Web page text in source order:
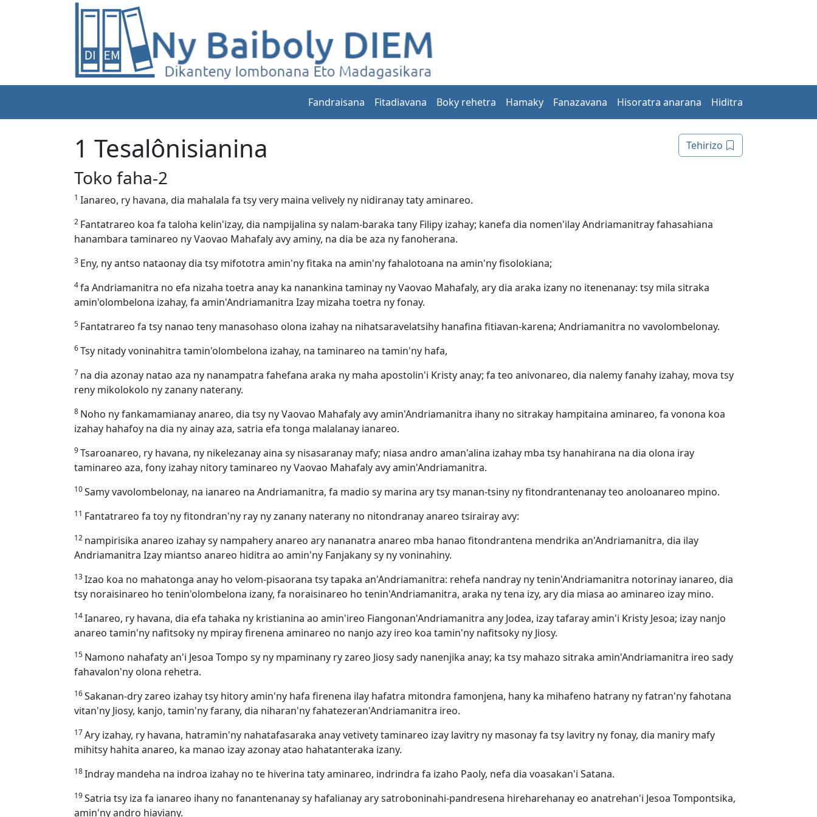
Fandraisana Fitadiavana Boky rehetra Hamaky Fanazavana Hisoratra anarana Hiditra
Tehirizo
1 Tesalônisianina
Toko faha-2
1 Ianareo, ry havana, dia mahalala fa tsy very maina velively ny nidiranay taty aminareo.
2 Fantatrareo koa fa taloha kelin'izay, dia nampijalina sy nalam-baraka tany Filipy izahay; kanefa dia nomen'ilay Andriamanitray fahasahiana
hanambara taminareo ny Vaovao Mahafaly avy aminy, na dia be aza ny fanoherana.
3 Eny, ny antso nataonay dia tsy mifototra amin'ny fitaka na amin'ny fahalotoana na amin'ny fisolokiana;
4fa Andriamanitra no efa nizaha toetra anay ka nanankina taminay ny Vaovao Mahafaly, ary dia araka izany no itenenanay: tsy mila sitraka
amin'olombelona izahay, fa amin'Andriamanitra Izay mizaha toetra ny fonay.
5 Fantatrareo fa tsy nanao teny manasohaso olona izahay na nihatsaravelatsihy hanafina fitiavan-karena; Andriamanitra no vavolombelonay.
6Tsy nitady voninahitra tamin'olombelona izahay, na taminareo na tamin'ny hafa,
7 na dia azonay natao aza ny nanampatra fahefana araka ny maha apostolin'i Kristy anay; fa teo anivonareo, dia nalemy fanahy izahay, mova tsy
reny mikolokolo ny zanany naterany.
8 Noho ny fankamamianay anareo, dia tsy ny Vaovao Mahafaly avy amin'Andriamanitra ihany no sitrakay hampitaina aminareo, fa vonona koa
izahay hahafoy na dia ny ainay aza, satria efa tonga malalanay ianareo.
9Tsaroanareo, ry havana, ny nikelezanay aina sy nisasaranay mafy; niasa andro aman'alina izahay mba tsy hanahirana na dia olona iray
taminareo aza, fony izahay nitory taminareo ny Vaovao Mahafaly avy amin'Andriamanitra.
10Samy vavolombelonay, na ianareo na Andriamanitra, fa madio sy marina ary tsy manan-tsiny ny fitondrantenanay teo anoloanareo mpino.
11 Fantatrareo fa toy ny fitondran'ny ray ny zanany naterany no nitondranay anareo tsirairay avy:
12 nampirisika anareo izahay sy nampahery anareo ary nananatra anareo mba hanao fitondrantena mendrika an'Andriamanitra, dia ilay
Andriamanitra Izay miantso anareo hiditra ao amin'ny Fanjakany sy ny voninahiny.
13Izao koa no mahatonga anay ho velom-pisaorana tsy tapaka an'Andriamanitra: rehefa nandray ny tenin'Andriamanitra notorinay ianareo, dia
tsy noraisinareo ho tenin'olombelona izany, fa noraisinareo ho tenin'Andriamanitra, araka ny tena izy, ary dia miasa ao aminareo izay mino.
14Ianareo, ry havana, dia efa tahaka ny kristianina ao amin'ireo Fiangonan'Andriamanitra any Jodea, izay tafaray amin'i Kristy Jesoa; izay nanjo
anareo tamin'ny nafitsoky ny mpiray firenena aminareo no nanjo azy ireo koa tamin'ny nafitsoky ny Jiosy.
15 Namono nahafaty an'i Jesoa Tompo sy ny mpaminany ry zareo Jiosy sady nanenjika anay; ka tsy mahazo sitraka amin'Andriamanitra ireo sady
fahavalon'ny olona rehetra.
16Sakanan-dry zareo izahay tsy hitory amin'ny hafa firenena ilay hafatra mitondra famonjena, hany ka mihafeno hatrany ny fatran'ny fahotana
vitan'ny Jiosy, kanjo, tamin'ny farany, dia niharan'ny fahatezeran'Andriamanitra ireo.
17Ary izahay, ry havana, hatramin'ny nahatafasaraka anay vetivety taminareo izay lavitry ny masonay fa tsy lavitry ny fonay, dia maniry mafy
mihitsy hahita anareo, ka manao izay azonay atao hahatanteraka izany.
18Indray mandeha na indroa izahay no te hiverina taty aminareo, indrindra fa izaho Paoly, nefa dia voasakan'i Satana.
19Satria tsy iza fa ianareo ihany no fanantenanay sy hafalianay ary satroboninahi-pandresena hireharehanay eo anatrehan'i Jesoa Tompontsika,
amin'ny andro hiaviany.